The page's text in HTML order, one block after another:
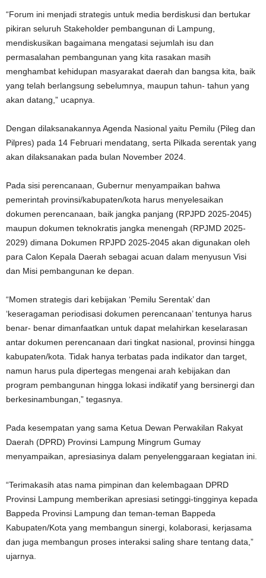
“Forum ini menjadi strategis untuk media berdiskusi dan bertukar
pikiran seluruh Stakeholder pembangunan di Lampung,
mendiskusikan bagaimana mengatasi sejumlah isu dan
permasalahan pembangunan yang kita rasakan masih
menghambat kehidupan masyarakat daerah dan bangsa kita, baik
yang telah berlangsung sebelumnya, maupun tahun- tahun yang
akan datang,” ucapnya.
Dengan dilaksanakannya Agenda Nasional yaitu Pemilu (Pileg dan
Pilpres) pada 14 Februari mendatang, serta Pilkada serentak yang
akan dilaksanakan pada bulan November 2024.
Pada sisi perencanaan, Gubernur menyampaikan bahwa
pemerintah provinsi/kabupaten/kota harus menyelesaikan
dokumen perencanaan, baik jangka panjang (RPJPD 2025-2045)
maupun dokumen teknokratis jangka menengah (RPJMD 2025-
2029) dimana Dokumen RPJPD 2025-2045 akan digunakan oleh
para Calon Kepala Daerah sebagai acuan dalam menyusun Visi
dan Misi pembangunan ke depan.
“Momen strategis dari kebijakan ‘Pemilu Serentak’ dan
‘keseragaman periodisasi dokumen perencanaan’ tentunya harus
benar- benar dimanfaatkan untuk dapat melahirkan keselarasan
antar dokumen perencanaan dari tingkat nasional, provinsi hingga
kabupaten/kota. Tidak hanya terbatas pada indikator dan target,
namun harus pula dipertegas mengenai arah kebijakan dan
program pembangunan hingga lokasi indikatif yang bersinergi dan
berkesinambungan,” tegasnya.
Pada kesempatan yang sama Ketua Dewan Perwakilan Rakyat
Daerah (DPRD) Provinsi Lampung Mingrum Gumay
menyampaikan, apresiasinya dalam penyelenggaraan kegiatan ini.
“Terimakasih atas nama pimpinan dan kelembagaan DPRD
Provinsi Lampung memberikan apresiasi setinggi-tingginya kepada
Bappeda Provinsi Lampung dan teman-teman Bappeda
Kabupaten/Kota yang membangun sinergi, kolaborasi, kerjasama
dan juga membangun proses interaksi saling share tentang data,”
ujarnya.